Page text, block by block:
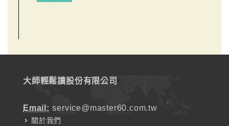
大師輕鬆讀股份有限公司
Email: service@master60.com.tw
關於我們